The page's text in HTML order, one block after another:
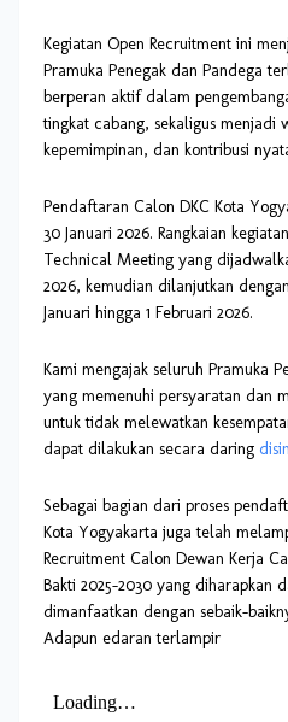
Kegiatan Open Recruitment ini
Pramuka Penegak dan Pandega
berperan aktif dalam
tingkat cabang, sekaligus menjadi
kepemimpinan, dan kontribusi
Pendaftaran Calon DKC Kota
30 Januari 2026. Rangkaian
Technical Meeting yang
2026, kemudian dilanjutkan
Januari hingga 1 Februari 2026.
Kami mengajak seluruh Pramuka
yang memenuhi persyaratan dan
untuk tidak melewatkan
dapat dilakukan secara daring
Sebagai bagian dari proses
Kota Yogyakarta juga telah
Recruitment Calon Dewan Kerja
Bakti 2025–2030 yang diharapkan
dimanfaatkan dengan sebaik-
Adapun edaran terlampir